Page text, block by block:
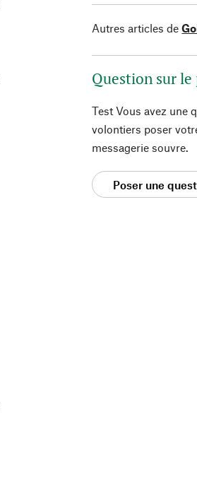
Autres articles de
Question sur
Test Vous avez une
volontiers poser
messagerie souvre.
Poser une